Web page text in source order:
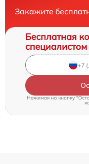
Закажите
Бесплатная
специалистом
Нажимая на кнопку